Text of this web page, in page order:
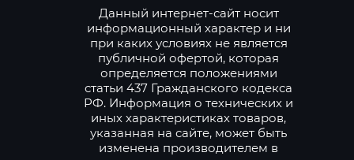
Данный интернет-сайт носит
информационный характер и ни
при каких условиях не является
публичной офертой, которая
определяется положениями
статьи 437 Гражданского кодекса
РФ. Информация о технических и
иных характеристиках товаров,
указанная на сайте, может быть
изменена производителем в